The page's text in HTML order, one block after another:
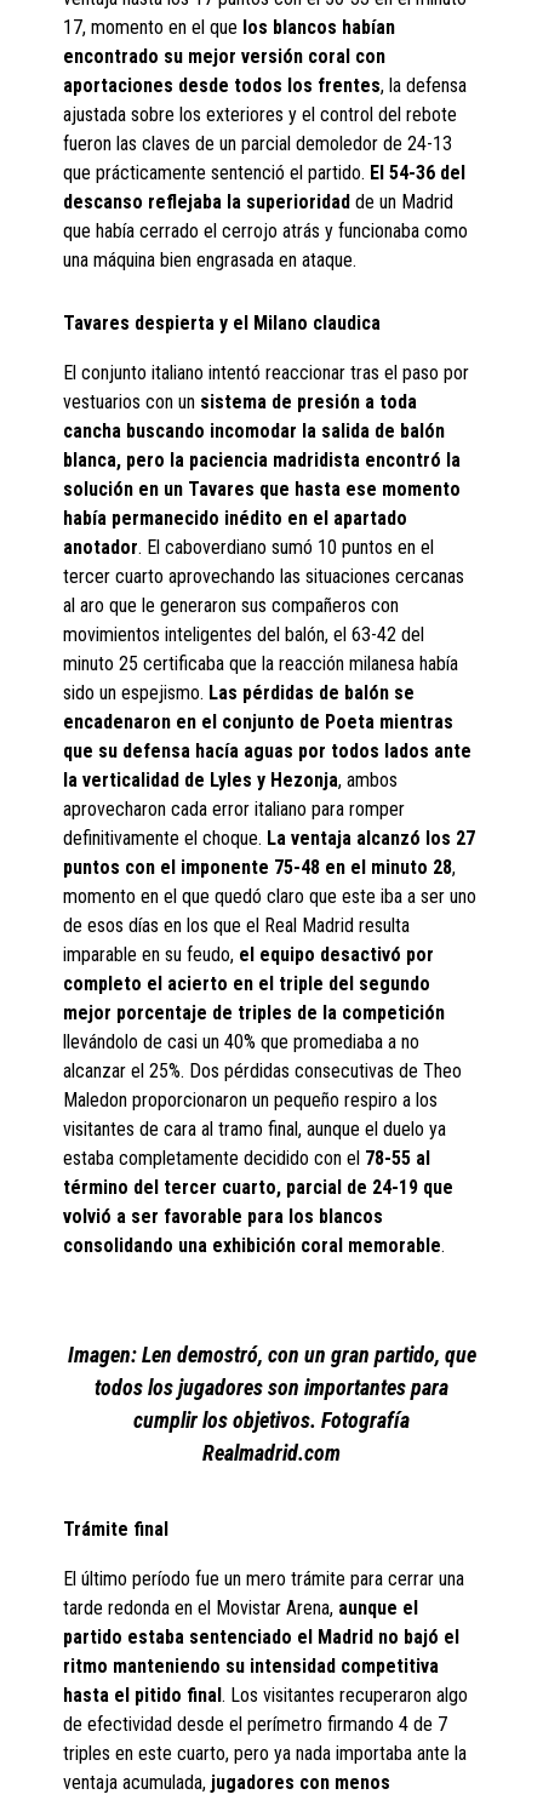
17, momento en el que los blancos habían
encontrado su mejor versión coral con
aportaciones desde todos los frentes, la defensa
ajustada sobre los exteriores y el control del rebote
fueron las claves de un parcial demoledor de 24-13
que prácticamente sentenció el partido. El 54-36 del
descanso reflejaba la superioridad de un Madrid
que había cerrado el cerrojo atrás y funcionaba como
una máquina bien engrasada en ataque.
Tavares despierta y el Milano claudica
El conjunto italiano intentó reaccionar tras el paso por
vestuarios con un sistema de presión a toda
cancha buscando incomodar la salida de balón
blanca, pero la paciencia madridista encontró la
solución en un Tavares que hasta ese momento
había permanecido inédito en el apartado
anotador. El caboverdiano sumó 10 puntos en el
tercer cuarto aprovechando las situaciones cercanas
al aro que le generaron sus compañeros con
movimientos inteligentes del balón, el 63-42 del
minuto 25 certificaba que la reacción milanesa había
sido un espejismo. Las pérdidas de balón se
encadenaron en el conjunto de Poeta mientras
que su defensa hacía aguas por todos lados ante
la verticalidad de Lyles y Hezonja, ambos
aprovecharon cada error italiano para romper
definitivamente el choque. La ventaja alcanzó los 27
puntos con el imponente 75-48 en el minuto 28,
momento en el que quedó claro que este iba a ser uno
de esos días en los que el Real Madrid resulta
imparable en su feudo, el equipo desactivó por
completo el acierto en el triple del segundo
mejor porcentaje de triples de la competición
llevándolo de casi un 40% que promediaba a no
alcanzar el 25%. Dos pérdidas consecutivas de Theo
Maledon proporcionaron un pequeño respiro a los
visitantes de cara al tramo final, aunque el duelo ya
estaba completamente decidido con el 78-55 al
término del tercer cuarto, parcial de 24-19 que
volvió a ser favorable para los blancos
consolidando una exhibición coral memorable.
Imagen: Len demostró, con un gran partido, que
todos los jugadores son importantes para
cumplir los objetivos. Fotografía
Realmadrid.com
Trámite final
El último período fue un mero trámite para cerrar una
tarde redonda en el Movistar Arena, aunque el
partido estaba sentenciado el Madrid no bajó el
ritmo manteniendo su intensidad competitiva
hasta el pitido final. Los visitantes recuperaron algo
de efectividad desde el perímetro firmando 4 de 7
triples en este cuarto, pero ya nada importaba ante la
ventaja acumulada, jugadores con menos